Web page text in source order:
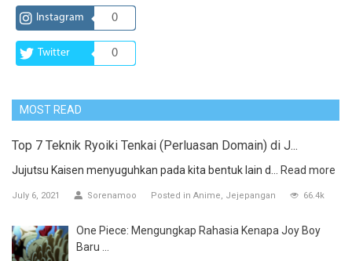
Instagram 0
Twitter 0
MOST READ
Top 7 Teknik Ryoiki Tenkai (Perluasan Domain) di J...
Jujutsu Kaisen menyuguhkan pada kita bentuk lain d... Read more
July 6, 2021 Sorenamoo Posted in Anime Jejepangan 66.4k
One Piece: Mengungkap Rahasia Kenapa Joy Boy
Baru ...